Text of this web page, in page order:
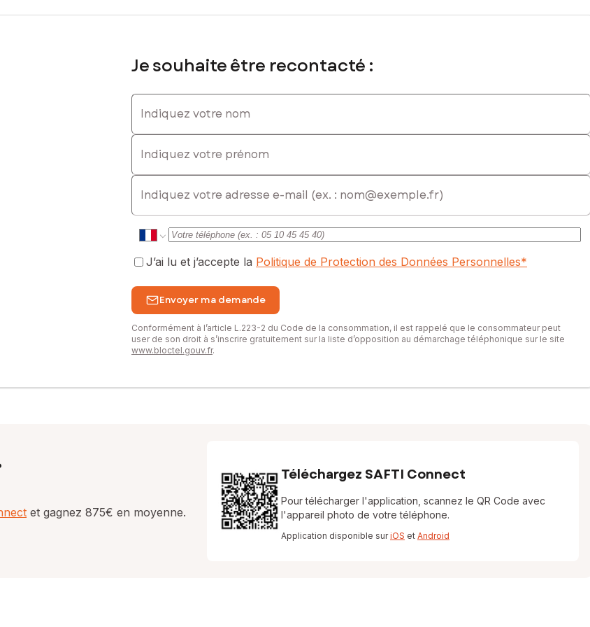
Je souhaite être recontacté :
Indiquez votre nom
Indiquez votre prénom
E-mail
J’ai lu et j’accepte la Politique de Protection des Données Personnelles*
Envoyer ma demande
Conformément à l’article L.223-2 du Code de la consommation, il est rappelé que le consommateur peut
user de son droit à s’inscrire gratuitement sur la liste d’opposition au démarchage téléphonique sur le site
www.bloctel.gouv.fr.
et gagnez 875€ en moyenne.
Téléchargez SAFTI Connect
Pour télécharger l'application, scannez le QR Code avec
l'appareil photo de votre téléphone.
Application disponible suriOS et Android